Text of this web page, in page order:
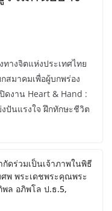
างจิตแห่งประเทศไทย
มาคมเพื่อผู้บกพร่อง
ดงาน Heart & Hand :
ปันแรงใจ ฝึกทักษะชีวิต
ดร่วมเป็นเจ้าภาพในพิธี
พ พระเดชพระคุณพระ
ล อภิพโล ป.ธ.5,